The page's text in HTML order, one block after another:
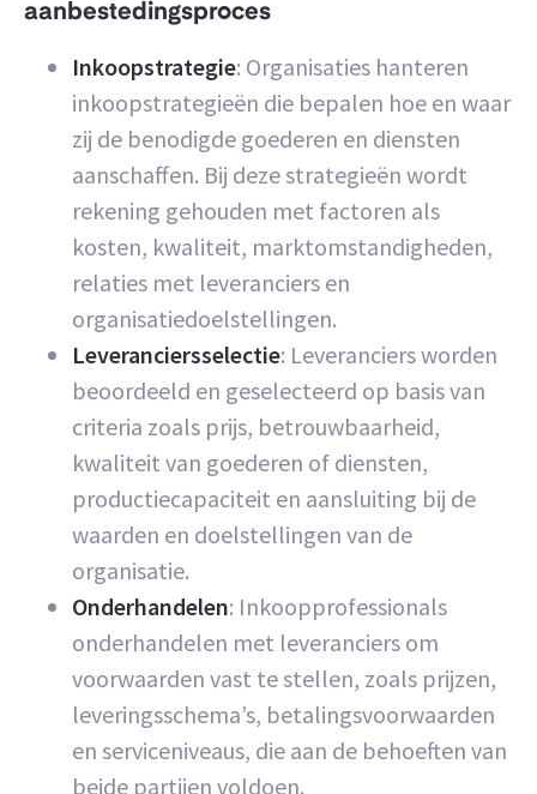
aanbestedingsproces
Inkoopstrategie: Organisaties hanteren
inkoopstrategieën die bepalen hoe en waar
zij de benodigde goederen en diensten
aanschaffen. Bij deze strategieën wordt
rekening gehouden met factoren als
kosten, kwaliteit, marktomstandigheden,
relaties met leveranciers en
organisatiedoelstellingen.
Leveranciersselectie: Leveranciers worden
beoordeeld en geselecteerd op basis van
criteria zoals prijs, betrouwbaarheid,
kwaliteit van goederen of diensten,
productiecapaciteit en aansluiting bij de
waarden en doelstellingen van de
organisatie.
Onderhandelen: Inkoopprofessionals
onderhandelen met leveranciers om
voorwaarden vast te stellen, zoals prijzen,
leveringsschema’s, betalingsvoorwaarden
en serviceniveaus, die aan de behoeften van
beide partijen voldoen.